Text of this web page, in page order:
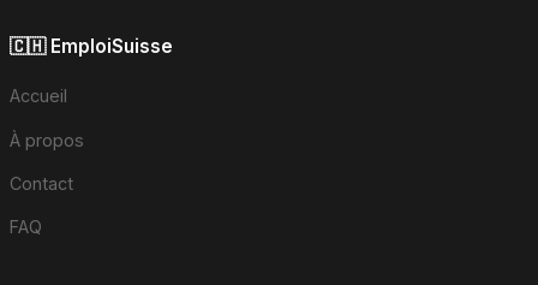
🇨🇭 EmploiSuisse
Accueil
À propos
Contact
FAQ